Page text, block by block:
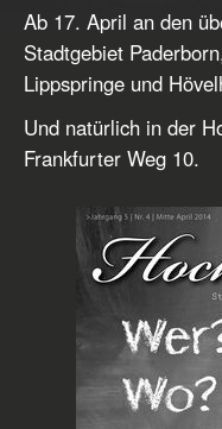
Ab 17. April an den
Stadtgebiet
Lippspringe und
Und natürlich in der
Frankfurter Weg 10.